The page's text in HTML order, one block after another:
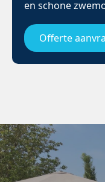
en schone
Offerte